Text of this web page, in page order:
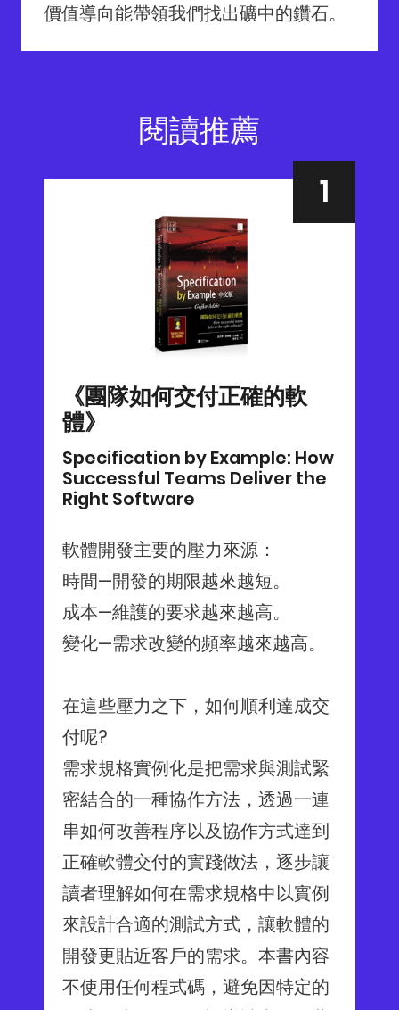
價值導向能帶領我們找出礦中的鑽石。
閱讀推薦
《團隊如何交付正確的軟
體》
Specification by Example: How
Successful Teams Deliver the
Right Software
軟體開發主要的壓力來源：
時間—開發的期限越來越短。
成本—維護的要求越來越高。
變化—需求改變的頻率越來越高。
在這些壓力之下，如何順利達成交
付呢?
需求規格實例化是把需求與測試緊
密結合的一種協作方法，透過一連
串如何改善程序以及協作方式達到
正確軟體交付的實踐做法，逐步讓
讀者理解如何在需求規格中以實例
來設計合適的測試方式，讓軟體的
開發更貼近客戶的需求。本書內容
不使用任何程式碼，避免因特定的